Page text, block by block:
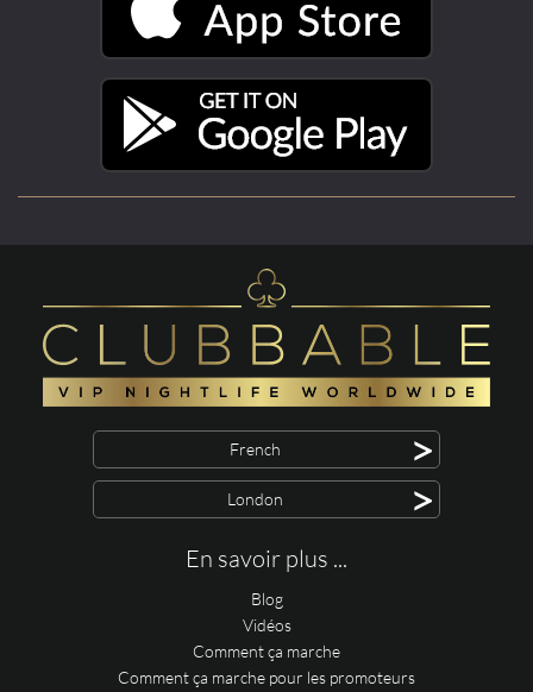
French >
London >
En savoir plus ...
Blog
Vidéos
Comment ça marche
Comment ça marche pour les promoteurs